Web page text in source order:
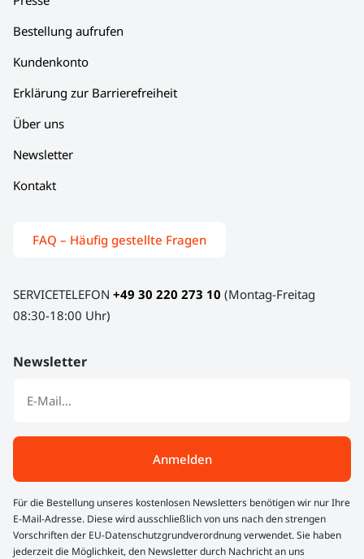
Bestellung aufrufen
Kundenkonto
Erklärung zur Barrierefreiheit
Über uns
Newsletter
Kontakt
FAQ – Häufig gestellte Fragen
SERVICETELEFON +49 30 220 273 10 (Montag-Freitag
08:30-18:00 Uhr)
Newsletter
Anmelden
Für die Bestellung unseres kostenlosen Newsletters benötigen wir nur Ihre
E-Mail-Adresse. Diese wird ausschließlich von uns nach den strengen
Vorschriften der EU-Datenschutzgrundverordnung verwendet. Sie haben
jederzeit die Möglichkeit, den Newsletter durch Nachricht an uns